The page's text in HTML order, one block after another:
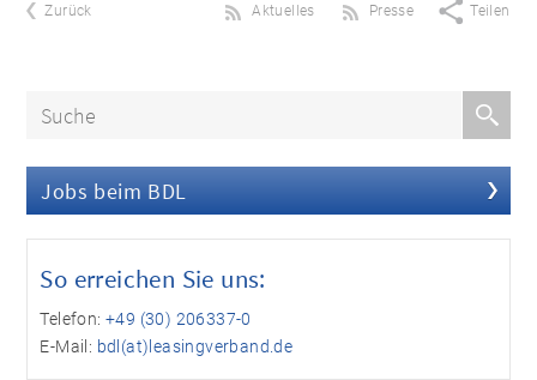
Zurück Teilen
Presse
Aktuelles
Jobs beim BDL
So erreichen Sie uns:
Telefon: +49 (30) 206337-0
E-Mail: bdl(at)leasingverband.de